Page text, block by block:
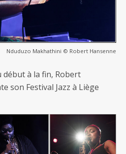
Nduduzo Makhathini © Robert Hansenne
à la fin, Robert
son Festival Jazz à Liège